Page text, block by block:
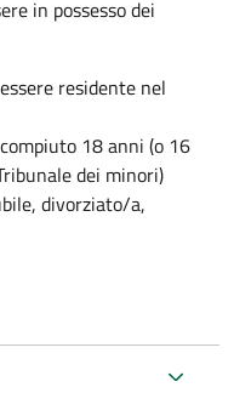
in possesso dei
residente nel
18 anni (o 16
dei minori)
divorziato/a,